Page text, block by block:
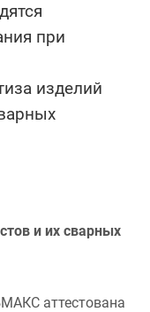
при
изделий
и их сварных
аттестована